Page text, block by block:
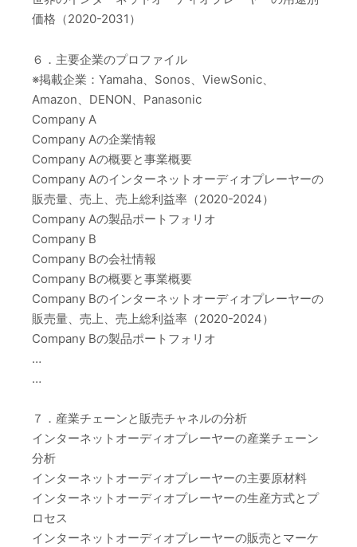
価格（2020-2031）
６．主要企業のプロファイル
※掲載企業：Yamaha、Sonos、ViewSonic、
Amazon、DENON、Panasonic
Company A
Company Aの企業情報
Company Aの概要と事業概要
Company Aのインターネットオーディオプレーヤーの
販売量、売上、売上総利益率（2020-2024）
Company Aの製品ポートフォリオ
Company B
Company Bの会社情報
Company Bの概要と事業概要
Company Bのインターネットオーディオプレーヤーの
販売量、売上、売上総利益率（2020-2024）
Company Bの製品ポートフォリオ
…
…
７．産業チェーンと販売チャネルの分析
インターネットオーディオプレーヤーの産業チェーン
分析
インターネットオーディオプレーヤーの主要原材料
インターネットオーディオプレーヤーの生産方式とプ
ロセス
インターネットオーディオプレーヤーの販売とマーケ